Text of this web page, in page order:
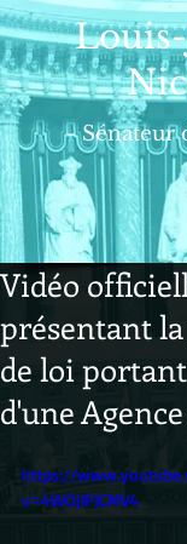
- Sénateur
Vidéo
présentant
de loi
d'une
https://
v=4WOjlPJCMV4